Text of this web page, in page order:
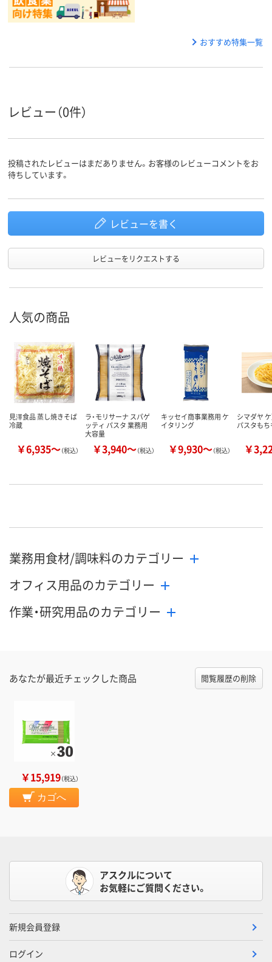
おすすめ特集一覧
レビュー（0件）
投稿されたレビューはまだありません。お客様のレビューコメントをお
待ちしています。
レビューを書く
レビューをリクエストする
人気の商品
見澤食品 蒸し焼きそば
冷蔵
￥6,935～（税込）
ラ・モリサーナ スパゲ
ッティ パスタ 業務用
大容量
￥3,940～（税込）
キッセイ商事業務用 ケ
イタリング
￥9,930～（税込）
シマダヤ
パスタも
￥
業務用食材/調味料のカテゴリー
オフィス用品のカテゴリー
作業・研究用品のカテゴリー
あなたが最近チェックした商品 閲覧履歴の削除
￥15,919（税込）
カゴへ
アスクルについて
お気軽にご質問ください。
新規会員登録
ログイン